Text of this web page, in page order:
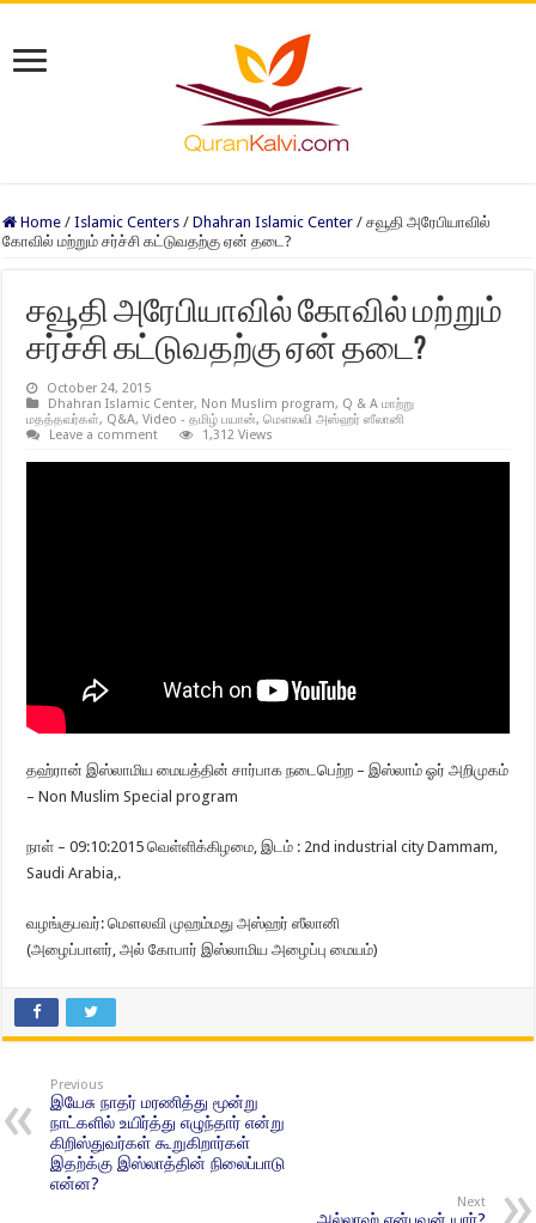
Home / Islamic Centers / Dhahran Islamic Center / சவூதி அரேபியாவில்
கோவில் மற்றும் சர்ச்சி கட்டுவதற்கு ஏன் தடை?
சவூதி அரேபியாவில் கோவில் மற்றும்
சர்ச்சி கட்டுவதற்கு ஏன் தடை?
October 24, 2015
Dhahran Islamic Center, Non Muslim program, Q & A மாற்று
மதத்தவர்கள், Q&A,Video - தமிழ் பயான்,மௌலவி அஸ்ஹர் ஸீலானி
Leave a comment
1,312 Views
தஹ்ரான் இஸ்லாமிய மையத்தின் சார்பாக நடைபெற்ற – இஸ்லாம் ஓர் அறிமுகம்
– Non Muslim Special program
நாள் – 09:10:2015 வெள்ளிக்கிழமை, இடம் : 2nd industrial city Dammam,
Saudi Arabia,.
வழங்குபவர்: மௌலவி முஹம்மது அஸ்ஹர் ஸீலானி
(அழைப்பாளர், அல் கோபார் இஸ்லாமிய அழைப்பு மையம்)
Previous
இயேசு நாதர் மரணித்து மூன்று
நாட்களில் உயிர்த்து எழுந்தார் என்று
கிறிஸ்துவர்கள் கூறுகிறார்கள்
இதற்க்கு இஸ்லாத்தின் நிலைப்பாடு
என்ன?
Next